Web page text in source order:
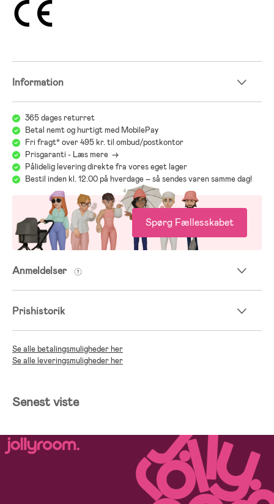
Information
365 dages returret
Betal nemt og hurtigt med MobilePay
Fri fragt* over 495 kr. til ombud/postkontor
Prisgaranti - Læs mere ->
Pålidelig levering direkte fra vores eget lager
Bestil inden kl. 12.00 på hverdage – så sendes varen samme dag!
Spørg Fællesskabet
Anmeldelser
Prishistorik
Se alle betalingsmuligheder her
Se alle leveringsmuligheder her
Senest viste